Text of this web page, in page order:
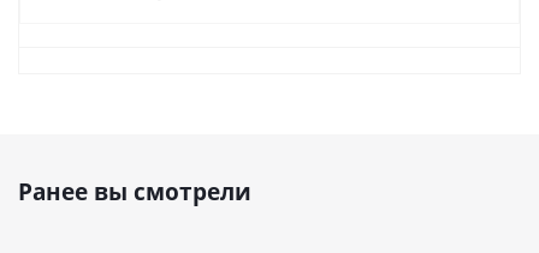
Ранее вы смотрели